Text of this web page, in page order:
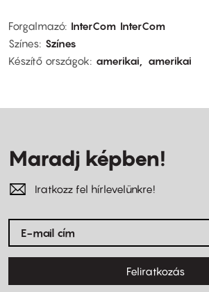
Forgalmazó InterCom InterCom
Színes Színes
Készítő országok
amerikai amerikai
Maradj képben!
Iratkozz fel hírlevelünkre!
Feliratkozás